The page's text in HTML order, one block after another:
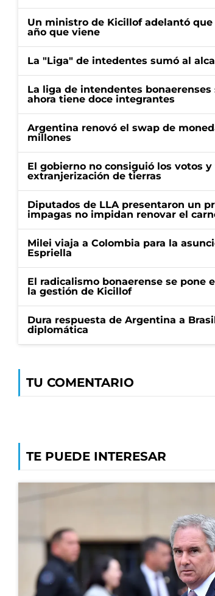
Un ministro de Kicillof adelantó
año que viene
La "Liga" de intedentes sumó al
La liga de intendentes
ahora tiene doce integrantes
Argentina renovó el swap de
millones
El gobierno no consiguió los votos
extranjerización de tierras
Diputados de LLA presentaron un
impagas no impidan renovar el
Milei viaja a Colombia para la
Espriella
El radicalismo bonaerense se pone
la gestión de Kicillof
Dura respuesta de Argentina a
diplomática
TU COMENTARIO
TE PUEDE INTERESAR